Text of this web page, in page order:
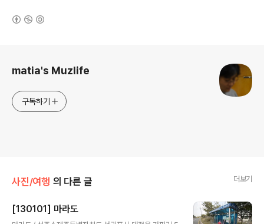
matia's Muzlife
구독하기
사진/여행 의 다른 글 더보기
[130101] 마라도